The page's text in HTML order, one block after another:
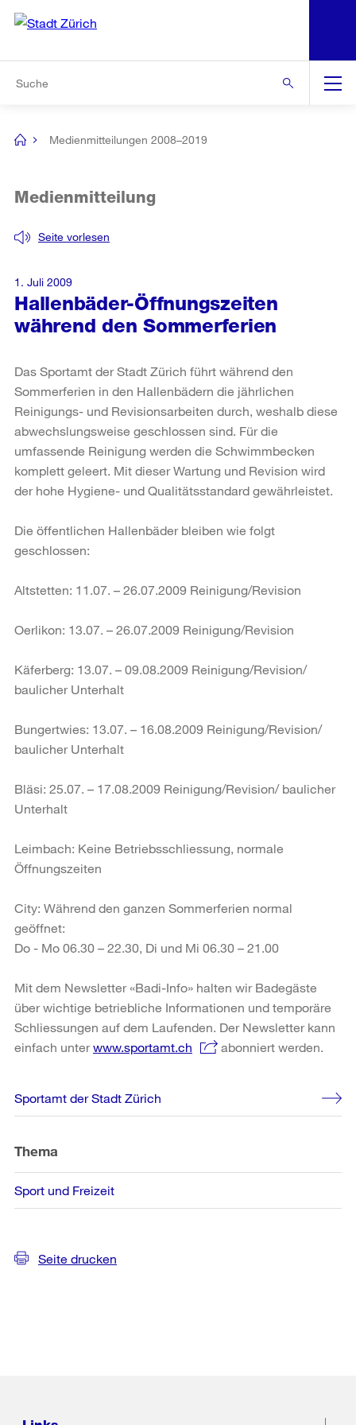
Navigation
[no
Medienmitteilungen 2008–2019
Hallenbäder-Öffnungszeiten
während den Sommerferien
Seite vorlesen
Medienmitteilung
1. Juli 2009
Das Sportamt der Stadt Zürich führt während den
Sommerferien in den Hallenbädern die jährlichen
Reinigungs- und Revisionsarbeiten durch, weshalb diese
abwechslungsweise geschlossen sind. Für die
umfassende Reinigung werden die Schwimmbecken
komplett geleert. Mit dieser Wartung und Revision wird
der hohe Hygiene- und Qualitätsstandard gewährleistet.
Die öffentlichen Hallenbäder bleiben wie folgt
geschlossen:
Altstetten: 11.07. – 26.07.2009 Reinigung/Revision
Oerlikon: 13.07. – 26.07.2009 Reinigung/Revision
Käferberg: 13.07. – 09.08.2009 Reinigung/Revision/
baulicher Unterhalt
Bungertwies: 13.07. – 16.08.2009 Reinigung/Revision/
baulicher Unterhalt
Bläsi: 25.07. – 17.08.2009 Reinigung/Revision/ baulicher
Unterhalt
Leimbach: Keine Betriebsschliessung, normale
Öffnungszeiten
City: Während den ganzen Sommerferien normal
geöffnet:
Do - Mo 06.30 – 22.30, Di und Mi 06.30 – 21.00
Mit dem Newsletter «Badi-Info» halten wir Badegäste
über wichtige betriebliche Informationen und temporäre
Schliessungen auf dem Laufenden. Der Newsletter kann
einfach unterwww.sportamt.ch abonniert werden.
Weitere
Informationen
Sportamt der Stadt Zürich
Thema
Sport und Freizeit
Seite drucken